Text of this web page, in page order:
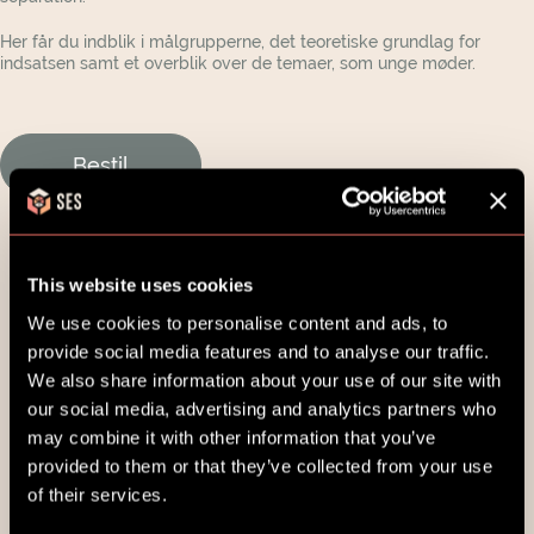
This website uses cookies
We use cookies to personalise content and ads, to
provide social media features and to analyse our traffic.
We also share information about your use of our site with
our social media, advertising and analytics partners who
may combine it with other information that you’ve
provided to them or that they’ve collected from your use
of their services.
En vigtig voksen er en, du kan tale med om det,
du går og tænker på lige nu. Få hjælp til at finde
Lær at sige til og fra
Det kan være svært at bede om noget, når ens
Når det lige er sket
Når dine forældre skal skilles, bliver mange
tanker og følelser sat i gang. Man kan blive vred
eller lettet, få ondt i maven eller måske være
træt. Hør, hvad kroppen prøver at fortælle.
Her får du indblik i målgrupperne, det teoretiske grundlag for
indsatsen samt et overblik over de temaer, som unge møder.
Bestil